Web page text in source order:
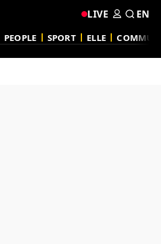
PEOPLE SPORT ELLE
LIVE EN